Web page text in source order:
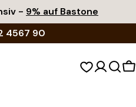
- 9% auf Bastone
4567 90